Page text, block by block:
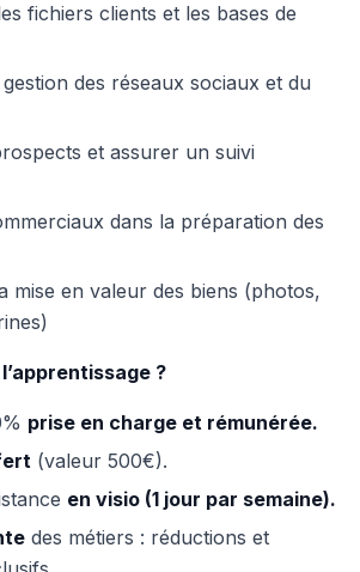
fichiers clients et les bases de
des réseaux sociaux et du
et assurer un suivi
dans la préparation des
mise en valeur des biens (photos,
?
prise en charge et rémunérée.
(valeur 500€).
en visio (1 jour par semaine).
des métiers : réductions et